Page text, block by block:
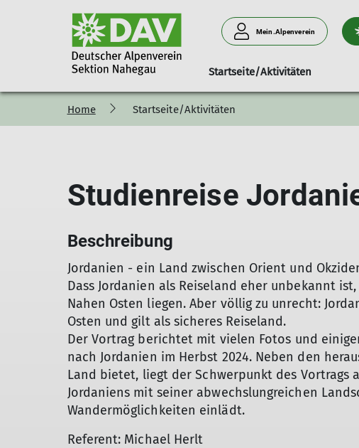
Mein.Alpenverein
Startseite/Aktivitäten
Ansprechpartner Mitgliederinformationen
100 Jahre Sektion Nahegau Pressemitteilung
Berichte Mitteilungshefte
Home Startseite/Aktivitäten
Studienreise
Beschreibung
Jordanien - ein Land zwischen Orient und
Dass Jordanien als Reiseland eher unbekannt
Nahen Osten liegen. Aber völlig zu unrecht:
Osten und gilt als sicheres Reiseland.
Der Vortrag berichtet mit vielen Fotos und
nach Jordanien im Herbst 2024. Neben den
Land bietet, liegt der Schwerpunkt des Vortrags
Jordaniens mit seiner abwechslungreichen
Wandermöglichkeiten einlädt.
Referent: Michael Herlt